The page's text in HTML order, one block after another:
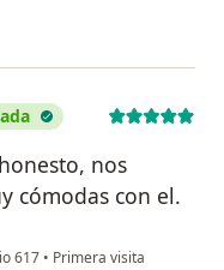
nos
cómodas con el.
617 • Primera visita